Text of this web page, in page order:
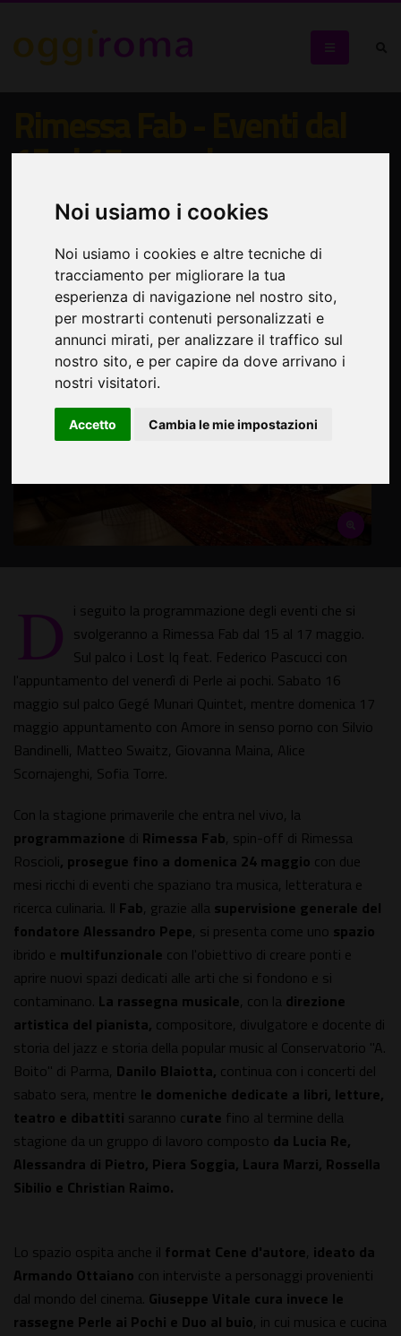
Noi usiamo i cookies
Noi usiamo i cookies e altre tecniche di
tracciamento per migliorare la tua
esperienza di navigazione nel nostro sito,
per mostrarti contenuti personalizzati e
annunci mirati, per analizzare il traffico sul
nostro sito, e per capire da dove arrivano i
nostri visitatori.
Accetto Cambia le mie impostazioni
15 al 17 maggio
Perle ai pochi feat. Federico Pascucci - Gegé Munari -
Amore in senso porno con Silvio Bandinelli, Matteo Swaitz,
Giovanna Maina, Alice Scornajenghi, Sofia Torre
D i seguito la programmazione degli eventi che si
svolgeranno a Rimessa Fab dal 15 al 17 maggio.
Sul palco i Lost Iq feat. Federico Pascucci con
l'appuntamento del venerdì di Perle ai pochi. Sabato 16
maggio sul palco Gegé Munari Quintet, mentre domenica 17
maggio appuntamento con Amore in senso porno con Silvio
Bandinelli, Matteo Swaitz, Giovanna Maina, Alice
Scornajenghi, Sofia Torre.
Con la stagione primaverile che entra nel vivo, la
programmazione di Rimessa Fab, spin-off di Rimessa
Roscioli, prosegue fino a domenica 24 maggio con due
mesi ricchi di eventi che spaziano tra musica, letteratura e
ricerca culinaria. Il Fab, grazie alla supervisione generale del
fondatore Alessandro Pepe, si presenta come uno spazio
ibrido e multifunzionale con l'obiettivo di creare ponti e
aprire nuovi spazi dedicati alle arti che si fondono e si
contaminano. La rassegna musicale, con la direzione
artistica del pianista, compositore, divulgatore e docente di
storia del jazz e storia della popular music al Conservatorio "A.
Boito" di Parma, Danilo Blaiotta, continua con i concerti del
sabato sera, mentre le domeniche dedicate a libri, letture,
teatro e dibattiti saranno curate fino al termine della
stagione da un gruppo di lavoro composto da Lucia Re,
Alessandra di Pietro, Piera Soggia, Laura Marzi, Rossella
Sibilio e Christian Raimo.
Lo spazio ospita anche il format Cene d'autore, ideato da
Armando Ottaiano con interviste a personaggi provenienti
dal mondo del cinema. Giuseppe Vitale cura invece le
rassegne Perle ai Pochi e Duo al buio, in cui musica e cucina